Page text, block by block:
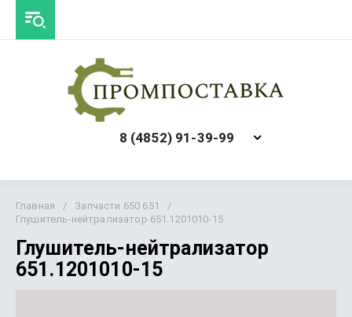
8 (4852) 91-39-99
Главная / Запчасти 650 651
/
Глушитель-нейтрализатор 651.1201010-15
Глушитель-нейтрализатор
651.1201010-15